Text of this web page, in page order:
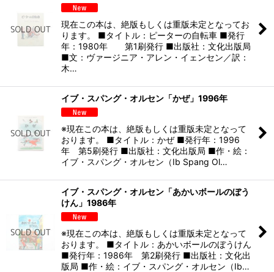
現在この本は、絶版もしくは重版未定となってお
ります。 ■タイトル：ピーターの自転車 ■発行
年：1980年 第1刷発行 ■出版社：文化出版局
■文：ヴァージニア・アレン・イェンセン／訳：
木…
イブ・スパング・オルセン「かぜ」1996年
※現在この本は、絶版もしくは重版未定となって
おります。 ■タイトル：かぜ ■発行年：1996
年 第5刷発行 ■出版社：文化出版局 ■作・絵：
イブ・スパング・オルセン（Ib Spang Ol…
イブ・スパング・オルセン「あかいボールのぼう
けん」1986年
※現在この本は、絶版もしくは重版未定となって
おります。 ■タイトル：あかいボールのぼうけん
■発行年：1986年 第2刷発行 ■出版社：文化出
版局 ■作・絵：イブ・スパング・オルセン（Ib…